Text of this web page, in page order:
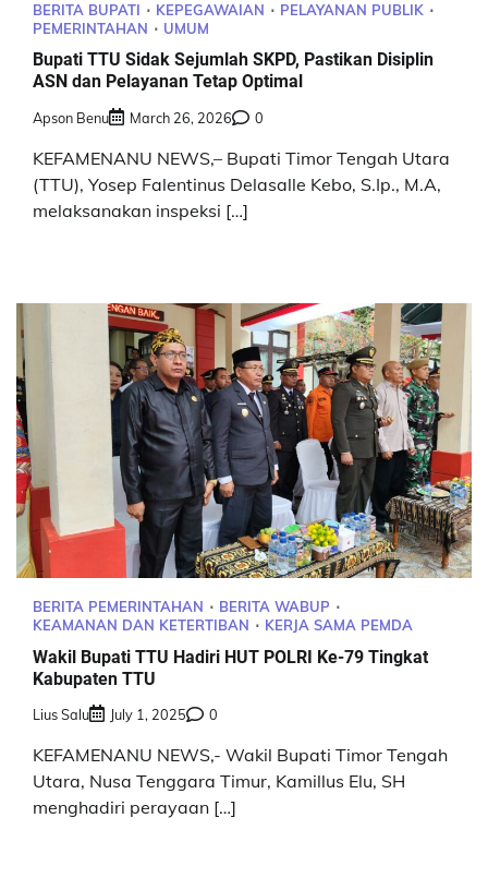
BERITA BUPATI KEPEGAWAIAN
PELAYANAN PUBLIK
PEMERINTAHAN
UMUM
Bupati TTU Sidak Sejumlah SKPD, Pastikan Disiplin
ASN dan Pelayanan Tetap Optimal
Apson Benu March 26, 2026 0
KEFAMENANU NEWS,– Bupati Timor Tengah Utara
(TTU), Yosep Falentinus Delasalle Kebo, S.Ip., M.A,
melaksanakan inspeksi […]
BERITA PEMERINTAHAN
BERITA WABUP
KEAMANAN DAN KETERTIBAN
KERJA SAMA PEMDA
Wakil Bupati TTU Hadiri HUT POLRI Ke-79 Tingkat
Kabupaten TTU
Lius Salu July 1, 2025 0
KEFAMENANU NEWS,- Wakil Bupati Timor Tengah
Utara, Nusa Tenggara Timur, Kamillus Elu, SH
menghadiri perayaan […]